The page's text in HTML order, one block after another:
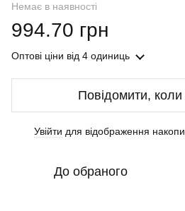
Немає в наявності
994.70 грн
Оптові ціни від 4 одиниць
Повідомити, коли
Увійти для відображення
До обраного